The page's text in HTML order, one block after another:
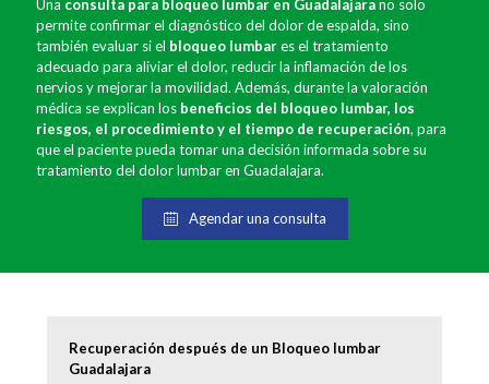
Una consulta para bloqueo lumbar en Guadalajarano solo
permite confirmar el diagnóstico del dolor de espalda, sino
también evaluar si el bloqueo lumbares el tratamiento
adecuado para aliviar el dolor, reducir la inflamación de los
nervios y mejorar la movilidad. Además, durante la valoración
médica se explican los beneficios del bloqueo lumbar, los
riesgos, el procedimiento y el tiempo de recuperación, para
que el paciente pueda tomar una decisión informada sobre su
tratamiento del dolor lumbar en Guadalajara.
Agendar una consulta
Recuperación después de un Bloqueo lumbar
Guadalajara